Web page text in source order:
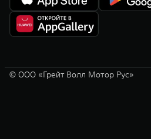
© ООО «Грейт Волл Мотор Рус»